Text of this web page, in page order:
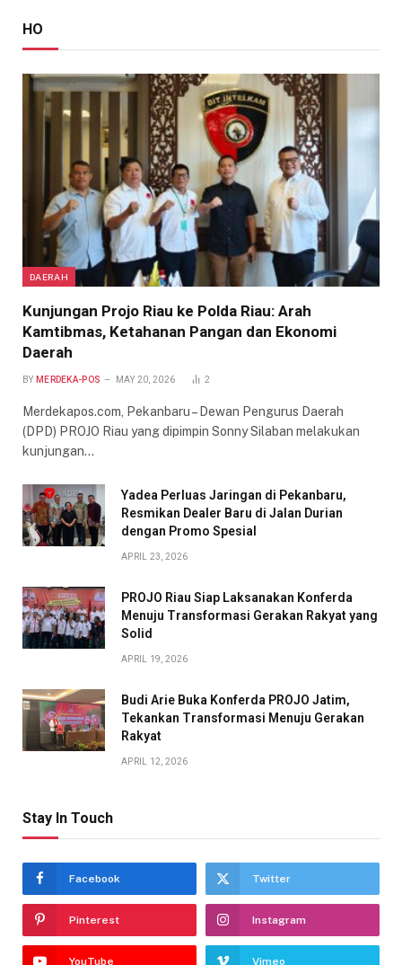
HO
DAERAH
Kunjungan Projo Riau ke Polda Riau: Arah
Kamtibmas, Ketahanan Pangan dan Ekonomi
Daerah
BY MERDEKA-POS MAY 20, 2026 2
Merdekapos.com, Pekanbaru – Dewan Pengurus Daerah
(DPD) PROJO Riau yang dipimpin Sonny Silaban melakukan
kunjungan…
Yadea Perluas Jaringan di Pekanbaru,
Resmikan Dealer Baru di Jalan Durian
dengan Promo Spesial
APRIL 23, 2026
PROJO Riau Siap Laksanakan Konferda
Menuju Transformasi Gerakan Rakyat yang
Solid
APRIL 19, 2026
Budi Arie Buka Konferda PROJO Jatim,
Tekankan Transformasi Menuju Gerakan
Rakyat
APRIL 12, 2026
Stay In Touch
Facebook Twitter
Pinterest Instagram
YouTube Vimeo